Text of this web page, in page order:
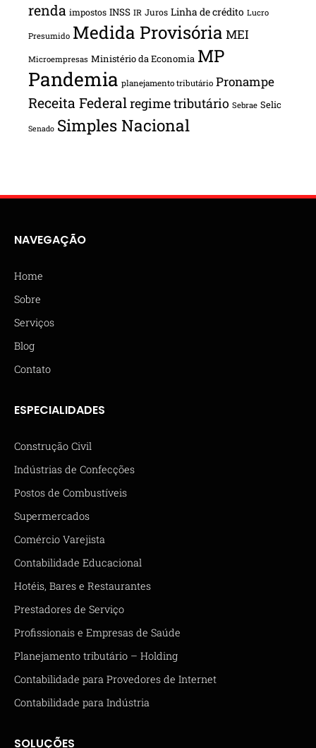
renda impostos INSS IR Juros Linha de crédito Lucro
Presumido Medida Provisória MEI
Microempresas Ministério da Economia MP
Pandemia planejamento tributário Pronampe
Receita Federalregime tributário Sebrae Selic
Senado Simples Nacional
NAVEGAÇÃO
Home
Sobre
Serviços
Blog
Contato
ESPECIALIDADES
Construção Civil
Indústrias de Confecções
Postos de Combustíveis
Supermercados
Comércio Varejista
Contabilidade Educacional
Hotéis, Bares e Restaurantes
Prestadores de Serviço
Profissionais e Empresas de Saúde
Planejamento tributário – Holding
Contabilidade para Provedores de Internet
Contabilidade para Indústria
SOLUÇÕES